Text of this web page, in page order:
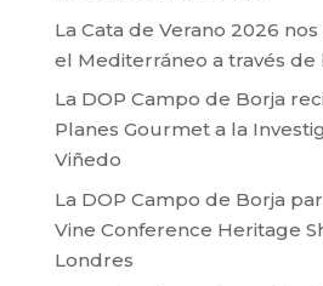
La Cata de Verano 2026
el Mediterráneo a través de
La DOP Campo de Borja
Planes Gourmet a la
Viñedo
La DOP Campo de Borja
Vine Conference Heritage
Londres